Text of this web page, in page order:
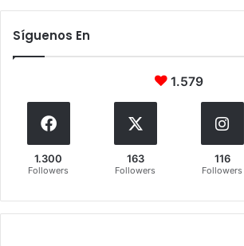
Síguenos En
1.579
1.300
Followers
163
Followers
116
Followers